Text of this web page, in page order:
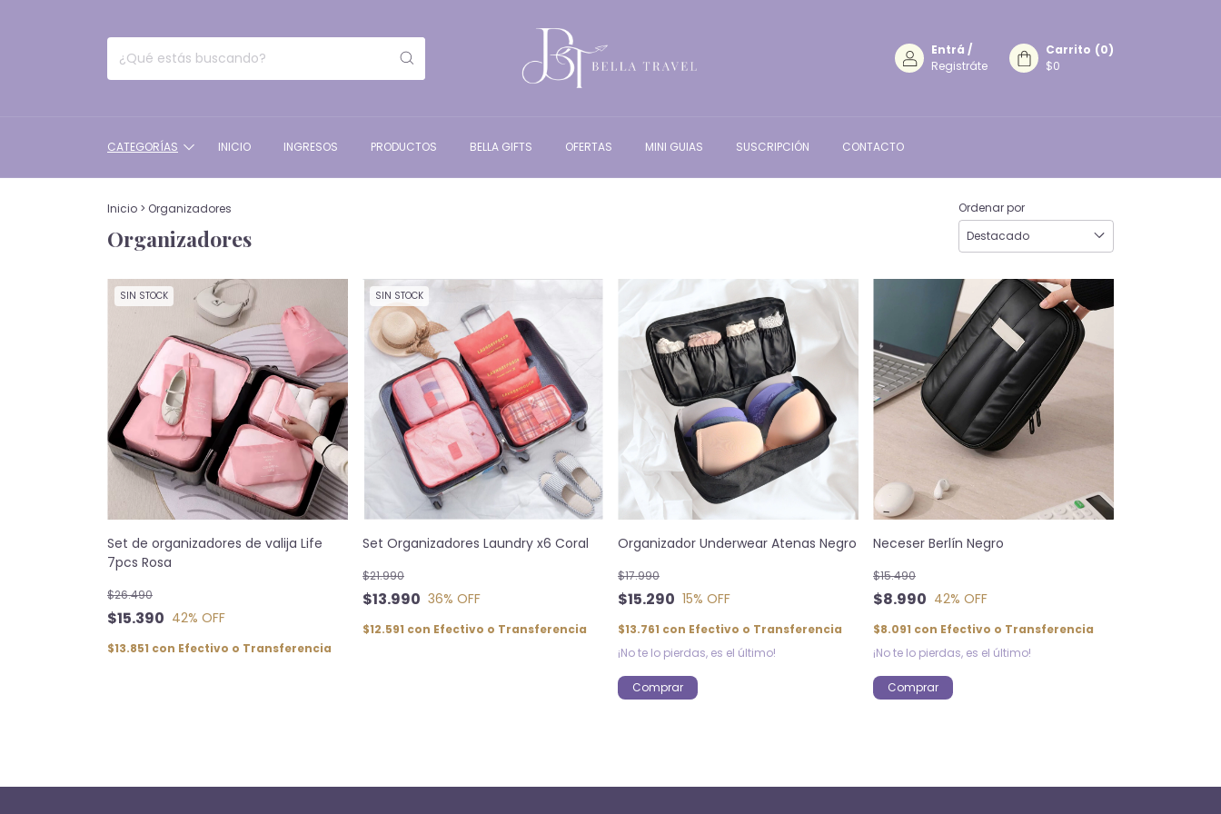
Entrá /
Registráte
Carrito (0)
$0
CATEGORÍAS INICIO INGRESOS PRODUCTOS BELLA GIFTS OFERTAS MINI GUIAS SUSCRIPCIÓN CONTACTO
Inicio > Organizadores
Organizadores
Ordenar por
SIN STOCK
Set de organizadores de valija Life
7pcs Rosa
$15.390
$26.490
42% OFF
$13.851 con Efectivo o Transferencia
SIN STOCK
Set Organizadores Laundry x6 Coral
$13.990
$21.990
36% OFF
$12.591 con Efectivo o Transferencia
Organizador Underwear Atenas Negro
$15.290
$17.990
15% OFF
$13.761 con Efectivo o Transferencia
¡No te lo pierdas, es el último!
Comprar
Neceser Berlín Negro
$8.990
$15.490
42% OFF
$8.091 con Efectivo o Transferencia
¡No te lo pierdas, es el último!
Comprar